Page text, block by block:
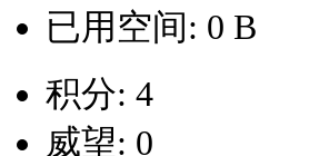
已用空间: 0 B
积分: 4
威望: 0